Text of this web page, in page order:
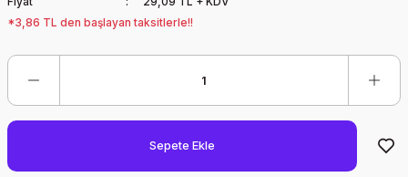
*3,86 TL den başlayan taksitlerle!!
Sepete Ekle